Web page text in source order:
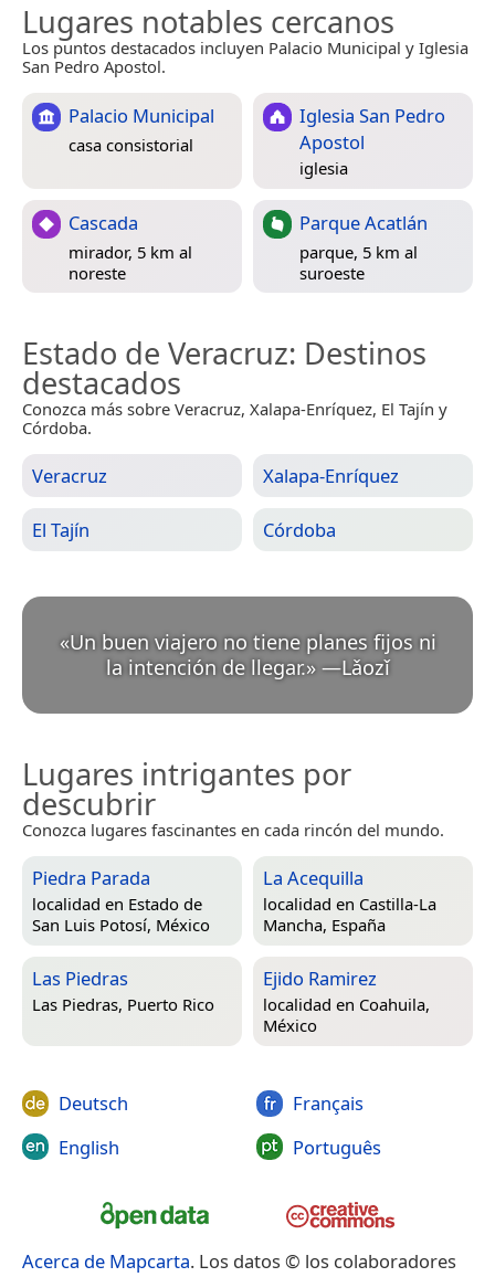
Lugares notables cercanos
Los puntos destacados incluyen Palacio Municipal y Iglesia
San Pedro Apostol.
Palacio Municipal
casa consistorial
Iglesia San Pedro
Apostol
iglesia
Cascada
mirador, 5 km al
noreste
Parque Acatlán
parque, 5 km al
suroeste
Estado de Veracruz: Destinos
destacados
Conozca más sobre Veracruz, Xalapa-Enríquez, El Tajín y
Córdoba.
Veracruz Xalapa-Enríquez
El Tajín Córdoba
«Un buen viajero no tiene planes fijos ni
la intención de llegar.» —Lǎozǐ
Lugares intrigantes por
descubrir
Conozca lugares fascinantes en cada rincón del mundo.
Piedra Parada
localidad en Estado de
San Luis Potosí, México
La Acequilla
localidad en Castilla-La
Mancha, España
Las Piedras
Las Piedras, Puerto Rico
Ejido Ramirez
localidad en Coahuila,
México
Deutsch
English
Français
Português
Acerca de Mapcarta. Los datos © los colaboradores